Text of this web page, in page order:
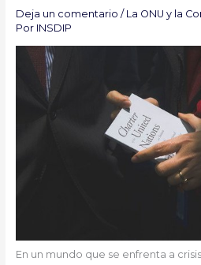
Deja un comentario / La ONU y la
Por INSDIP
En un mundo que se enfrenta a